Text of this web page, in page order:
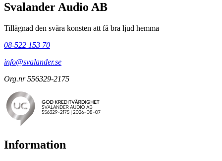
Svalander Audio AB
Tillägnad den svåra konsten att få bra ljud hemma
08-522 153 70
info@svalander.se
Org.nr 556329-2175
Information